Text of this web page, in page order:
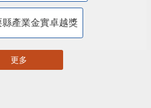
縣產業金實卓越獎
更多